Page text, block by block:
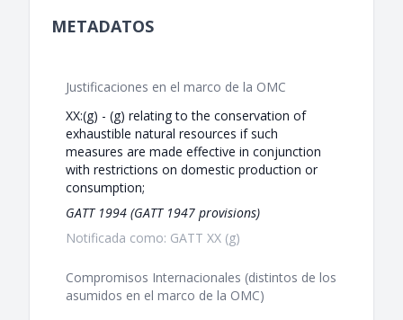
METADATOS
Justificaciones en el marco de la OMC
XX:(g) - (g) relating to the conservation of
exhaustible natural resources if such
measures are made effective in conjunction
with restrictions on domestic production or
consumption;
GATT 1994 (GATT 1947 provisions)
Notificada como: GATT XX (g)
Compromisos Internacionales (distintos de los
asumidos en el marco de la OMC)